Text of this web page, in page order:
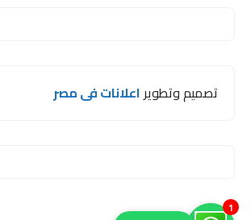
تصميم وتطويراعلانات فى مصر